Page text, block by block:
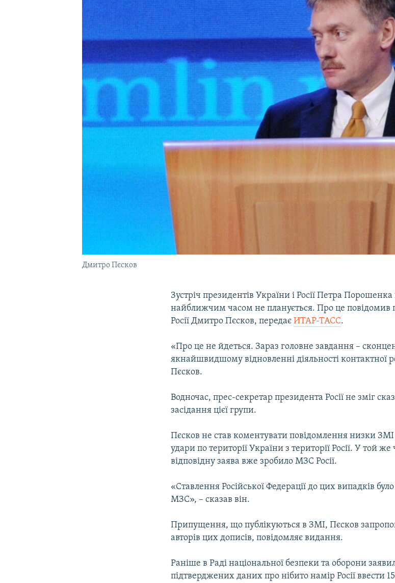
УКРАЇНСЬКА ПРОБЛЕМА КРИМУ
Дмитро Пєсков
Зустріч президентів України і Росії Петра
найближчим часом не планується. Про це повідомив
Росії Дмитро Пєсков, передаєИТАР-ТАСС.
«Про це не йдеться. Зараз головне завдання –
якнайшвидшому відновленні діяльності контактної
Пєсков.
Водночас, прес-секретар президента Росії не зміг
засідання цієї групи.
Пєсков не став коментувати повідомлення низки ЗМІ
удари по території України з території Росії. У той
відповідну заява вже зробило МЗС Росії.
«Ставлення Російської Федерації до цих випадків
МЗС», – сказав він.
Припущення, що публікуються в ЗМІ, Пєсков
авторів цих дописів, повідомляє видання.
Раніше в Раді національної безпеки та оборони
підтверджених даних про нібито намір Росії ввести